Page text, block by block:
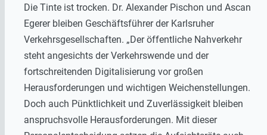
Die Tinte ist trocken. Dr. Alexander Pischon und Ascan
Egerer bleiben Geschäftsführer der Karlsruher
Verkehrsgesellschaften. „Der öffentliche Nahverkehr
steht angesichts der Verkehrswende und der
fortschreitenden Digitalisierung vor großen
Herausforderungen und wichtigen Weichenstellungen.
Doch auch Pünktlichkeit und Zuverlässigkeit bleiben
anspruchsvolle Herausforderungen. Mit dieser